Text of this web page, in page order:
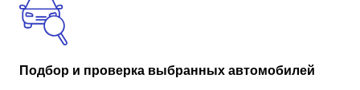
Подбор и проверка выбранных автомобилей